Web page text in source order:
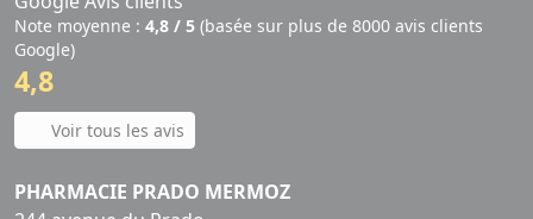
Note moyenne : 4,8 / 5 (basée sur plus de 8000 avis clients
Google)
4,8
Voir tous les avis
PHARMACIE PRADO MERMOZ